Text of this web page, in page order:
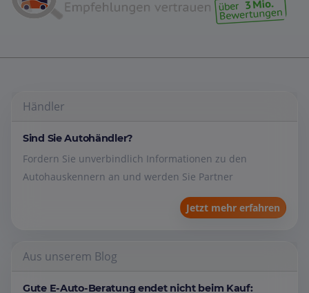
Händler
Sind Sie Autohändler?
Fordern Sie unverbindlich Informationen zu den
Autohauskennern an und werden Sie Partner
Jetzt mehr erfahren
Aus unserem Blog
Gute E-Auto-Beratung endet nicht beim Kauf: